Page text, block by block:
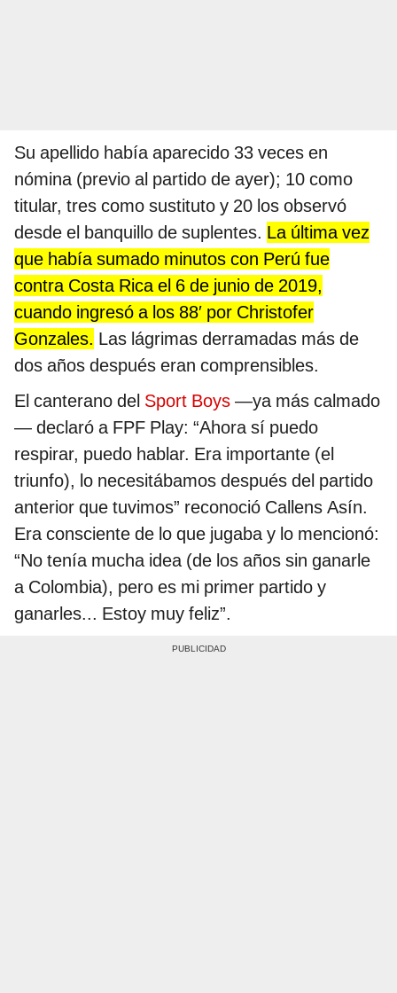
Su apellido había aparecido 33 veces en
nómina (previo al partido de ayer); 10 como
titular, tres como sustituto y 20 los observó
desde el banquillo de suplentes. La última vez
que había sumado minutos con Perú fue
contra Costa Rica el 6 de junio de 2019,
cuando ingresó a los 88′ por Christofer
Gonzales. Las lágrimas derramadas más de
dos años después eran comprensibles.
El canterano del Sport Boys —ya más calmado
— declaró a FPF Play: “Ahora sí puedo
respirar, puedo hablar. Era importante (el
triunfo), lo necesitábamos después del partido
anterior que tuvimos” reconoció Callens Asín.
Era consciente de lo que jugaba y lo mencionó:
“No tenía mucha idea (de los años sin ganarle
a Colombia), pero es mi primer partido y
ganarles... Estoy muy feliz”.